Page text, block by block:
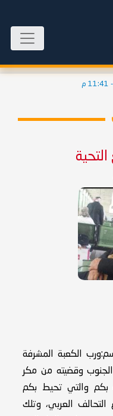
الكعبة المشرفة
وقضيته من مكر
بكم والتي تحيط بكم
العربي، وتلك